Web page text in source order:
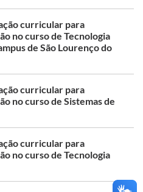
curricular para
no curso de Tecnologia
de São Lourenço do
curricular para
no curso de Sistemas de
curricular para
no curso de Tecnologia